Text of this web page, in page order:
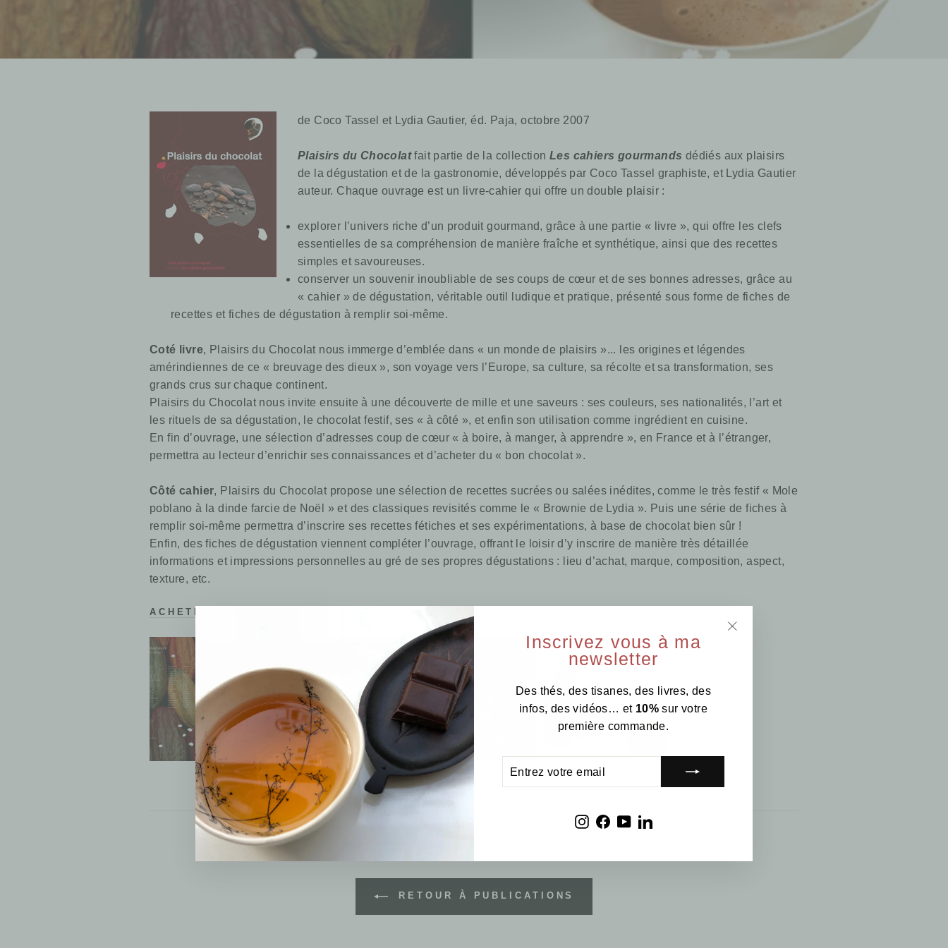
Inscrivez vous à ma
newsletter
Des thés, des tisanes, des livres, des
infos, des vidéos… et 10% sur votre
première commande.
VOTRE
EMAIL
Instagram
Facebook
YouTubeLinkedIn
de Coco Tassel et Lydia Gautier,éd. Paja, octobre 2007
Plaisirs du Chocolatfait partie de la collection Les cahiers gourmands dédiés aux plaisirs
de la dégustation et de la gastronomie, développés par Coco Tassel graphiste, et Lydia Gautier
auteur. Chaque ouvrage est un livre-cahier qui offre un double plaisir :
explorer l’univers riche d’un produit gourmand, grâce à une partie « livre », qui offre les clefs
essentielles de sa compréhension de manière fraîche et synthétique, ainsi que des recettes
simples et savoureuses.
conserver un souvenir inoubliable de ses coups de cœur et de ses bonnes adresses, grâce au
« cahier » de dégustation, véritable outil ludique et pratique, présenté sous forme de fiches de
recettes et fiches de dégustation à remplir soi-même.
Coté livre, Plaisirs du Chocolat nous immerge d’emblée dans « un monde de plaisirs »... les origines et légendes
amérindiennes de ce « breuvage des dieux », son voyage vers l’Europe, sa culture, sa récolte et sa transformation, ses
grands crus sur chaque continent.
Plaisirs du Chocolat nous invite ensuite à une découverte de mille et une saveurs : ses couleurs, ses nationalités, l’art et
les rituels de sa dégustation, le chocolat festif, ses « à côté », et enfin son utilisation comme ingrédient en cuisine.
En fin d’ouvrage, une sélection d’adresses coup de cœur « à boire, à manger, à apprendre », en France et à l’étranger,
permettra au lecteur d’enrichir ses connaissances et d’acheter du « bon chocolat ».
Côté cahier, Plaisirs du Chocolat propose une sélection de recettes sucrées ou salées inédites, comme le très festif « Mole
poblano à la dinde farcie de Noël » et des classiques revisités comme le « Brownie de Lydia ». Puis une série de fiches à
remplir soi-même permettra d’inscrire ses recettes fétiches et ses expérimentations, à base de chocolat bien sûr !
Enfin, des fiches de dégustation viennent compléter l’ouvrage, offrant le loisir d’y inscrire de manière très détaillée
informations et impressions personnelles au gré de ses propres dégustations : lieu d’achat, marque, composition, aspect,
texture, etc.
ACHETER CET OUVRAGE
RETOUR À PUBLICATIONS